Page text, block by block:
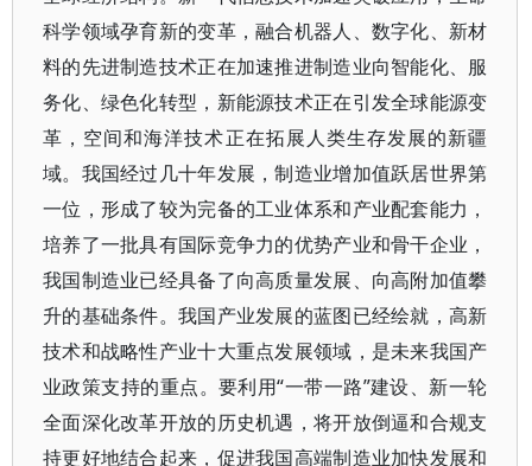
科学领域孕育新的变革，融合机器人、数字化、新材
料的先进制造技术正在加速推进制造业向智能化、服
务化、绿色化转型，新能源技术正在引发全球能源变
革，空间和海洋技术正在拓展人类生存发展的新疆
域。我国经过几十年发展，制造业增加值跃居世界第
一位，形成了较为完备的工业体系和产业配套能力，
培养了一批具有国际竞争力的优势产业和骨干企业，
我国制造业已经具备了向高质量发展、向高附加值攀
升的基础条件。我国产业发展的蓝图已经绘就，高新
技术和战略性产业十大重点发展领域，是未来我国产
业政策支持的重点。要利用“一带一路”建设、新一轮
全面深化改革开放的历史机遇，将开放倒逼和合规支
持更好地结合起来，促进我国高端制造业加快发展和